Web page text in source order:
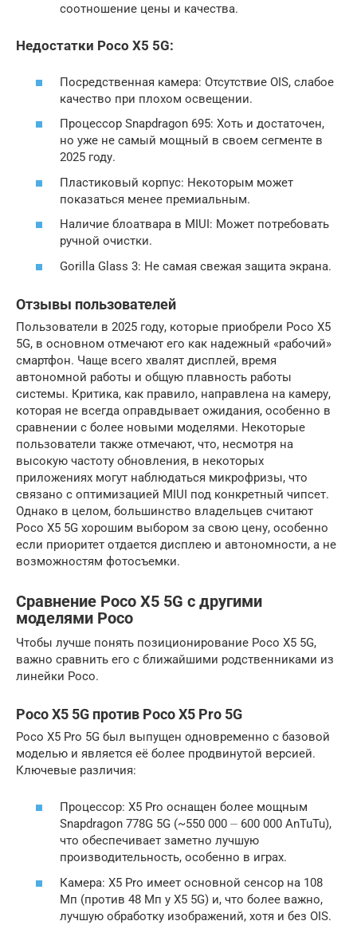
соотношение цены и качества.
Недостатки Poco X5 5G:
Посредственная камера: Отсутствие OIS, слабое
качество при плохом освещении.
Процессор Snapdragon 695: Хоть и достаточен,
но уже не самый мощный в своем сегменте в
2025 году.
Пластиковый корпус: Некоторым может
показаться менее премиальным.
Наличие блоатвара в MIUI: Может потребовать
ручной очистки.
Gorilla Glass 3: Не самая свежая защита экрана.
Отзывы пользователей
Пользователи в 2025 году, которые приобрели Poco X5
5G, в основном отмечают его как надежный «рабочий»
смартфон. Чаще всего хвалят дисплей, время
автономной работы и общую плавность работы
системы. Критика, как правило, направлена на камеру,
которая не всегда оправдывает ожидания, особенно в
сравнении с более новыми моделями. Некоторые
пользователи также отмечают, что, несмотря на
высокую частоту обновления, в некоторых
приложениях могут наблюдаться микрофризы, что
связано с оптимизацией MIUI под конкретный чипсет.
Однако в целом, большинство владельцев считают
Poco X5 5G хорошим выбором за свою цену, особенно
если приоритет отдается дисплею и автономности, а не
возможностям фотосъемки.
Сравнение Poco X5 5G с другими
моделями Poco
Чтобы лучше понять позиционирование Poco X5 5G,
важно сравнить его с ближайшими родственниками из
линейки Poco.
Poco X5 5G против Poco X5 Pro 5G
Poco X5 Pro 5G был выпущен одновременно с базовой
моделью и является её более продвинутой версией.
Ключевые различия:
Процессор: X5 Pro оснащен более мощным
Snapdragon 778G 5G (~550 000 ⏤ 600 000 AnTuTu),
что обеспечивает заметно лучшую
производительность, особенно в играх.
Камера: X5 Pro имеет основной сенсор на 108
Мп (против 48 Мп у X5 5G) и, что более важно,
лучшую обработку изображений, хотя и без OIS.